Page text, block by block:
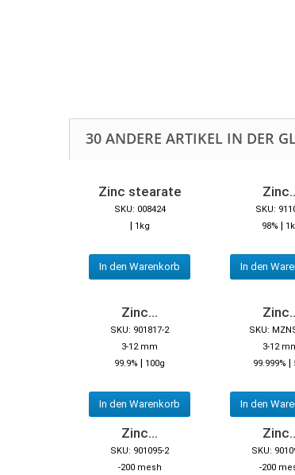
30 ANDERE ARTIKEL IN DER
Zinc stearate
SKU: 008424
| 1kg
In den Warenkorb
SKU:
98% |
In den
Zinc...
SKU: 901817-2
3-12 mm
99.9% | 100g
In den Warenkorb
SKU:
3-12
99.999% |
In den
Zinc...
SKU: 901095-2
-200 mesh
SKU:
-200